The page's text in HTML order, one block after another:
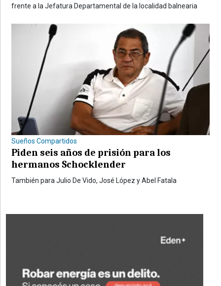
frente a la Jefatura Departamental de la localidad balnearia
Sueños Compartidos
Piden seis años de prisión para los
hermanos Schocklender
También para Julio De Vido, José López y Abel Fatala